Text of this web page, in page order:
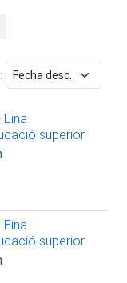
superior
superior